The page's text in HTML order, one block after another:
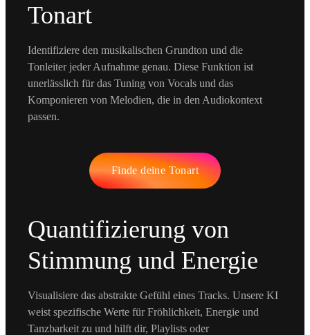
Tonart
Identifiziere den musikalischen Grundton und die
Tonleiter jeder Aufnahme genau. Diese Funktion ist
unerlässlich für das Tuning von Vocals und das
Komponieren von Melodien, die in den Audiokontext
passen.
Finde deine Tonart
Quantifizierung von
Stimmung und Energie
Visualisiere das abstrakte Gefühl eines Tracks. Unsere KI
weist spezifische Werte für Fröhlichkeit, Energie und
Tanzbarkeit zu und hilft dir, Playlists oder